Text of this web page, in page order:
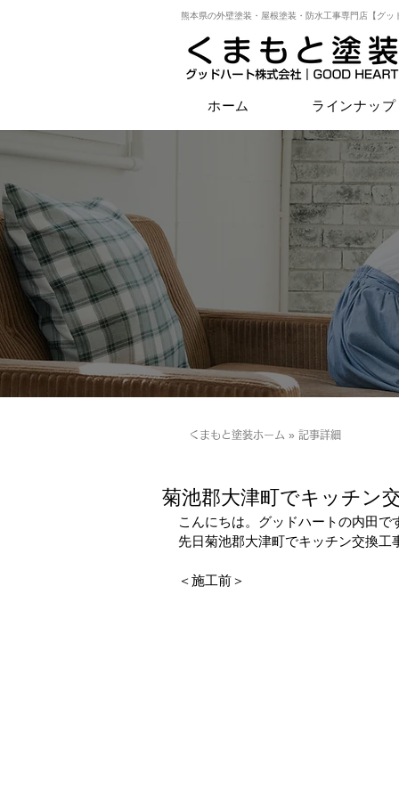
熊本県の外壁塗装・屋根塗装・防水工事専門店【グ
ホーム ラインナップ
くまもと塗装ホーム » 記事詳細
菊池郡大津町でキッチン
こんにちは。グッドハートの内田で
先日菊池郡大津町でキッチン交換工
＜施工前＞